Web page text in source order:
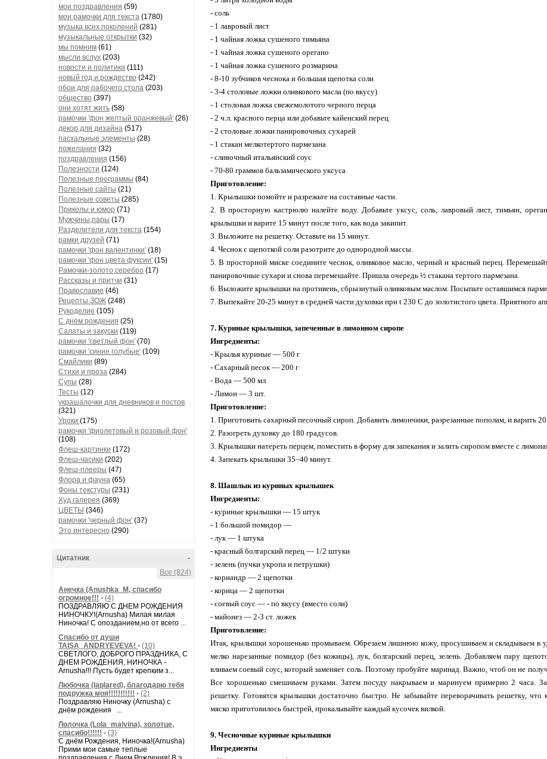
мои поздравления (59)
мои рамочки для текста (1780)
музыка всех поколений (281)
музыкальные открытки (32)
мы помним (61)
мысли вслух (203)
новости и политика (111)
новый год и рождество (242)
обои для рабочего стола (203)
общество (397)
они хотят жить (58)
рамочки 'фон желтый оранжевый' (26)
декор для дизайна (517)
пасхальные элементы (28)
пожелания (32)
поздравления (156)
Полезности (124)
Полезные программы (84)
Полезные сайты (21)
Полезные советы (285)
Приколы и юмор (71)
Мужчины,пары (17)
Разделители для текста (154)
рамки друзей (71)
рамочки 'фон валентинки' (18)
рамочки 'фон цвета фуксии' (15)
Рамочки-золото,серебро (17)
Рассказы и притчи (31)
Православие (46)
Рецепты ЗОЖ (248)
Рукоделие (105)
С днём рождения (25)
Салаты и закуски (119)
рамочки 'светлый фон' (70)
рамочки 'синие голубые' (109)
Смайлики (89)
Стихи и проза (284)
Супы (28)
Тесты (12)
украшалочки для дневников и постов
(321)
Уроки (175)
рамочки 'фиолетовый и розовый фон'
(108)
Флеш-картинки (172)
Флеш-часики (202)
Флеш-плееры (47)
Флора и фауна (65)
Фоны текстуры (231)
Худ.галерея (369)
ЦВЕТЫ (346)
рамочки 'черный фон' (37)
Это интересно (290)
-
Цитатник
Все (824)
Анечка (Anushka_M, спасибо
огромное!!! - (4)
ПОЗДРАВЛЯЮ С ДНЕМ РОЖДЕНИЯ
НИНОЧКУ!(Arnusha) Милая милая
Ниночка! С опозданием,но от всего ...
Спасибо от души
TAISA_ANDRYEVEVA! - (10)
СВЕТЛОГО, ДОБРОГО ПРАЗДНИКА, С
ДНЕМ РОЖДЕНИЯ, НИНОЧКА -
Arnusha!!! Пусть будет крепким з...
Любочка (laplared), благодарю тебя
подружка моя!!!!!!!!!!! - (2)
Поздравляю Ниночку (Arnusha) с
днём рождения ...
Лолочка (Lola_malvina), золотце,
спасибо!!!!!! - (3)
С днём Рождения, Ниночка!(Аrnusha)
Прими мои самые теплые
- соль
- 1 лавровый лист
- 1 чайная ложка сушеного тимьяна
- 1 чайная ложка сушеного орегано
- 1 чайная ложка сушеного розмарина
- 8-10 зубчиков чеснока и большая щепотка соли
- 3-4 столовые ложки оливкового масла (по вкусу)
- 1 столовая ложка свежемолотого черного перца
- 2 ч.л. красного перца или добавьте кайенский перец
- 2 столовые ложки панировочных сухарей
- 1 стакан мелкотертого пармезана
- сливочный итальянский соус
- 70-80 граммов бальзамического уксуса
Приготовление:
1. Крылышки помойте и разрежьте на составные части.
2. В просторную кастрюлю налейте воду. Добавьте уксус, соль, лавровый лист, тимьян,
крылышки и варите 15 минут после того, как вода закипит.
3. Выложите на решетку. Оставьте на 15 минут.
4. Чеснок с щепоткой соли разотрите до однородной массы.
5. В просторной миске соедините чеснок, оливковое масло, черный и красный перец.
панировочные сухари и снова перемешайте. Пришла очередь ½ стакана тертого пармезана.
6. Выложите крылышки на противень, сбрызнутый оливковым маслом. Посыпьте оставшимся
7. Выпекайте 20-25 минут в средней части духовки при t 230 C до золотистого цвета. Приятного
7. Куриные крылышки, запеченные в лимонном сиропе
Ингредиенты:
- Крылья куриные — 500 г
- Сахарный песок — 200 г
- Вода — 500 мл
- Лимон — 3 шт.
Приготовление:
1. Приготовить сахарный песочный сироп. Добавить лимончики, разрезанные пополам, и варить
2. Разогреть духовку до 180 градусов.
3. Крылышки натереть перцем, поместить в форму для запекания и залить сиропом вместе с
4. Запекать крылышки 35–40 минут.
8. Шашлык из куриных крылышек
Ингредиенты:
- куриные крылышки — 15 штук
- 1 большой помидор —
- лук — 1 штука
- красный болгарский перец — 1/2 штуки
- зелень (пучки укропа и петрушки)
- кориандр — 2 щепотки
- корица — 2 щепотки
- соевый соус — - по вкусу (вместо соли)
- майонез — 2-3 ст. ложек
Приготовление:
Итак, крылышки хорошенько промываем. Обрезаем лишнюю кожу, просушиваем и складываем в
мелко нарезанные помидор (без кожицы), лук, болгарский перец, зелень. Добавляем пару
вливаем соевый соус, который заменяет соль. Поэтому пробуйте маринад. Важно, чтоб он не
Все хорошенько смешиваем руками. Затем посуду накрываем и маринуем примерно 2 часа.
решетку. Готовятся крылышки достаточно быстро. Не забывайте переворачивать решетку,
мяско приготовилось быстрей, прокалывайте каждый кусочек вилкой.
9. Чесночные куриные крылышки
Ингредиенты